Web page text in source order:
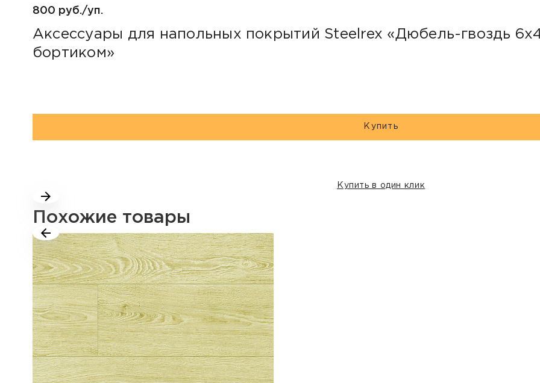
800 руб./уп.
Аксессуары для напольных покрытий Steelrex «Дюбель-гвоздь
бортиком»
Купить
Купить в один клик
Похожие товары